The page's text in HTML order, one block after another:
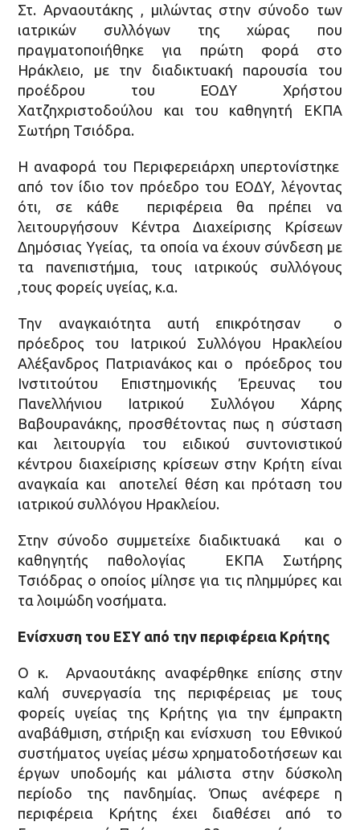
Στ. Αρναουτάκης , μιλώντας στην σύνοδο των
ιατρικών συλλόγων της χώρας που
πραγματοποιήθηκε για πρώτη φορά στο
Ηράκλειο, με την διαδικτυακή παρουσία του
προέδρου του ΕΟΔΥ Χρήστου
Χατζηχριστοδούλου και του καθηγητή ΕΚΠΑ
Σωτήρη Τσιόδρα.
Η αναφορά του Περιφερειάρχη υπερτονίστηκε
από τον ίδιο τον πρόεδρο του ΕΟΔΥ, λέγοντας
ότι, σε κάθε περιφέρεια θα πρέπει να
λειτουργήσουν Κέντρα Διαχείρισης Κρίσεων
Δημόσιας Υγείας, τα οποία να έχουν σύνδεση με
τα πανεπιστήμια, τους ιατρικούς συλλόγους
,τους φορείς υγείας, κ.α.
Την αναγκαιότητα αυτή επικρότησαν ο
πρόεδρος του Ιατρικού Συλλόγου Ηρακλείου
Αλέξανδρος Πατριανάκος και ο πρόεδρος του
Ινστιτούτου Επιστημονικής Έρευνας του
Πανελλήνιου Ιατρικού Συλλόγου Χάρης
Βαβουρανάκης, προσθέτοντας πως η σύσταση
και λειτουργία του ειδικού συντονιστικού
κέντρου διαχείρισης κρίσεων στην Κρήτη είναι
αναγκαία και αποτελεί θέση και πρόταση του
ιατρικού συλλόγου Ηρακλείου.
Στην σύνοδο συμμετείχε διαδικτυακά και ο
καθηγητής παθολογίας ΕΚΠΑ Σωτήρης
Τσιόδρας ο οποίος μίλησε για τις πλημμύρες και
τα λοιμώδη νοσήματα.
Ενίσχυση του ΕΣΥ από την περιφέρεια Κρήτης
Ο κ. Αρναουτάκης αναφέρθηκε επίσης στην
καλή συνεργασία της περιφέρειας με τους
φορείς υγείας της Κρήτης για την έμπρακτη
αναβάθμιση, στήριξη και ενίσχυση του Εθνικού
συστήματος υγείας μέσω χρηματοδοτήσεων και
έργων υποδομής και μάλιστα στην δύσκολη
περίοδο της πανδημίας. Όπως ανέφερε η
περιφέρεια Κρήτης έχει διαθέσει από το